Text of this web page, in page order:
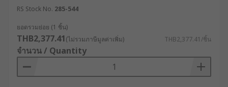
RS Stock No. 285-544
ยอดรวมย่อย (1 ชิ้น)
THB2,377.41(ไม่รวมภาษีมูลค่าเพิ่ม) THB2,377.41/ชิ้น
จำนวน / Quantity